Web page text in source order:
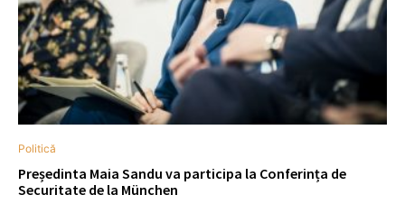
Politică
Președinta Maia Sandu va participa la Conferința de
Securitate de la München